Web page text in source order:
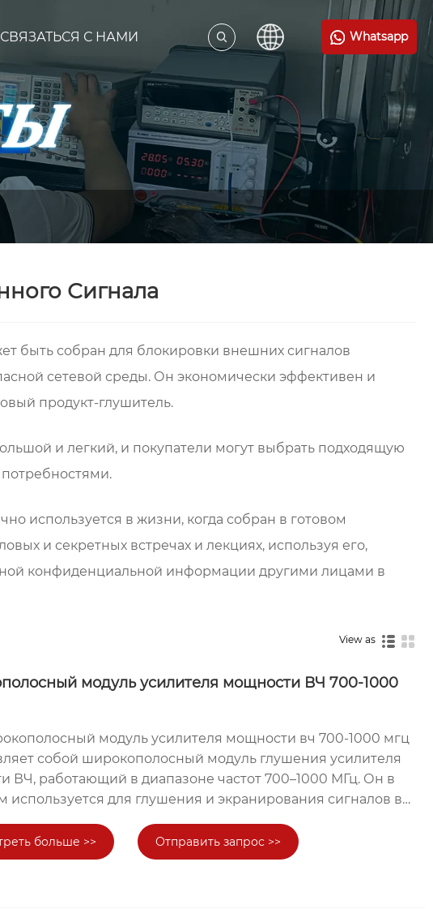
СВЯЗАТЬСЯ С НАМИ Whatsapp
Сигнала
быть собран для блокировки внешних сигналов
сетевой среды. Он экономически эффективен и
продукт-глушитель.
и легкий, и покупатели могут выбрать подходящую
используется в жизни, когда собран в готовом
и секретных встречах и лекциях, используя его,
конфиденциальной информации другими лицами в
View as
модуль усилителя мощности ВЧ 700-1000
модуль усилителя мощности вч 700-1000 мгц
собой широкополосный модуль глушения усилителя
ВЧ, работающий в диапазоне частот 700–1000 МГц. Он в
используется для глушения и экранирования сигналов в
управления беспроводным сигналом. предотвращения
дронов, обеспечения безопасности связи в определенных
больше >> Отправить запрос >>